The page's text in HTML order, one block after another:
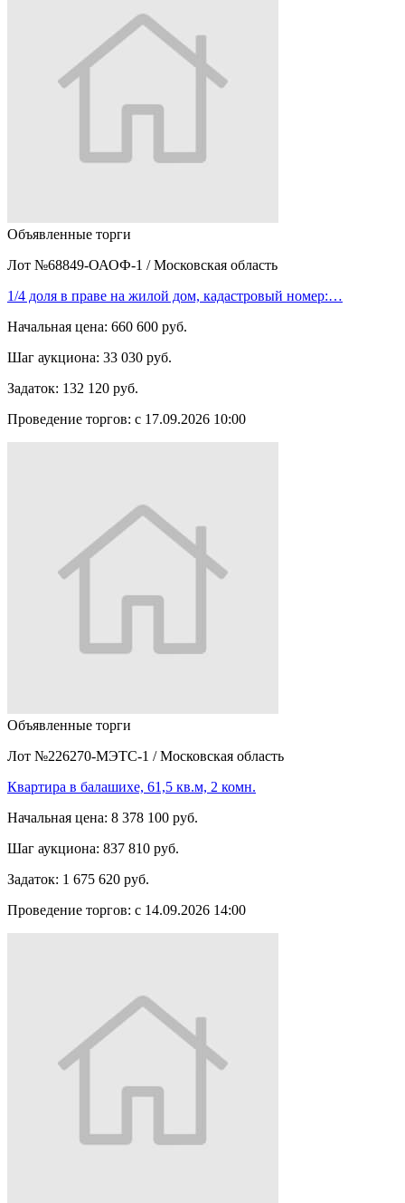
Объявленные торги
Лот №68849-ОАОФ-1 / Московская область
1/4 доля в праве на жилой дом, кадастровый номер:…
Начальная цена: 660 600 руб.
Шаг аукциона: 33 030 руб.
Задаток: 132 120 руб.
Проведение торгов: с 17.09.2026 10:00
Объявленные торги
Лот №226270-МЭТС-1 / Московская область
Квартира в балашихе, 61,5 кв.м, 2 комн.
Начальная цена: 8 378 100 руб.
Шаг аукциона: 837 810 руб.
Задаток: 1 675 620 руб.
Проведение торгов: с 14.09.2026 14:00